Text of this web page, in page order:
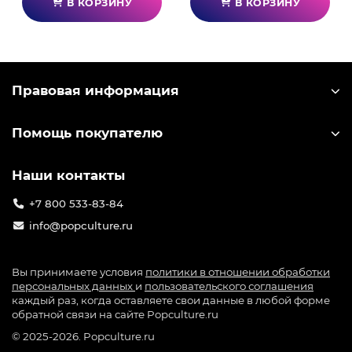
В КОРЗИНУ В КОРЗИНУ
Правовая информация
Помощь покупателю
Наши контакты
+7 800 533-83-84
info@popculture.ru
Вы принимаете условия политики в отношении обработки
персональных данных и пользовательского соглашения
каждый раз, когда оставляете свои данные в любой форме
обратной связи на сайте Popculture.ru
© 2025-2026. Popculture.ru